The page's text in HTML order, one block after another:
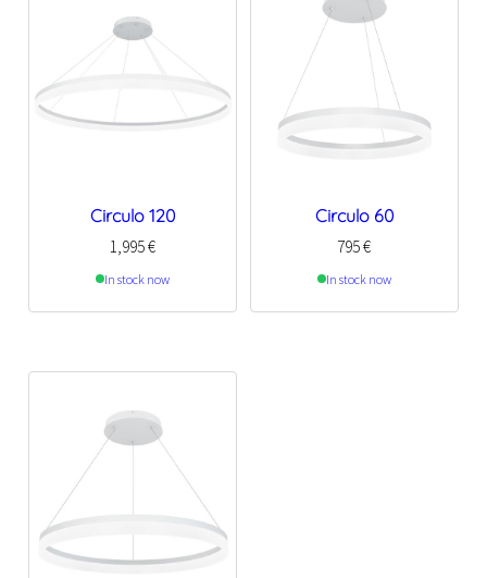
Circulo 120
1,995€
In stock now
Circulo 60
795€
In stock now